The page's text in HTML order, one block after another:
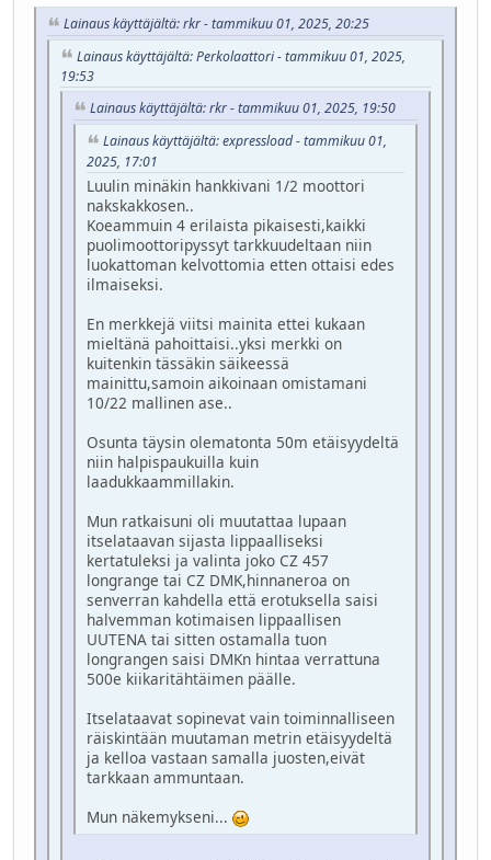
Lainaus käyttäjältä: rkr - tammikuu 01, 2025, 20:25
Lainaus käyttäjältä: Perkolaattori - tammikuu 01, 2025,
19:53
Lainaus käyttäjältä: rkr - tammikuu 01, 2025, 19:50
Lainaus käyttäjältä: expressload - tammikuu 01,
2025, 17:01
Luulin minäkin hankkivani 1/2 moottori
nakskakkosen..
Koeammuin 4 erilaista pikaisesti,kaikki
puolimoottoripyssyt tarkkuudeltaan niin
luokattoman kelvottomia etten ottaisi edes
ilmaiseksi.
En merkkejä viitsi mainita ettei kukaan
mieltänä pahoittaisi..yksi merkki on
kuitenkin tässäkin säikeessä
mainittu,samoin aikoinaan omistamani
10/22 mallinen ase..
Osunta täysin olematonta 50m etäisyydeltä
niin halpispaukuilla kuin
laadukkaammillakin.
Mun ratkaisuni oli muutattaa lupaan
itselataavan sijasta lippaalliseksi
kertatuleksi ja valinta joko CZ 457
longrange tai CZ DMK,hinnaneroa on
senverran kahdella että erotuksella saisi
halvemman kotimaisen lippaallisen
UUTENA tai sitten ostamalla tuon
longrangen saisi DMKn hintaa verrattuna
500e kiikaritähtäimen päälle.
Itselataavat sopinevat vain toiminnalliseen
räiskintään muutaman metrin etäisyydeltä
ja kelloa vastaan samalla juosten,eivät
tarkkaan ammuntaan.
Mun näkemykseni...